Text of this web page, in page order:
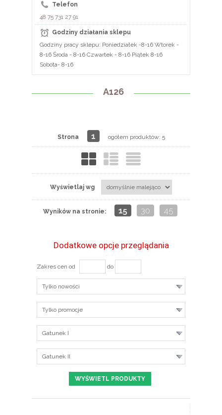
Telefon
48 75 731 27 91
Godziny działania sklepu
Godziny pracy sklepu: Poniedziałek -8-16 Wtorek -
8-16 Środa - 8-16 Czwartek - 8-16 Piątek 8-16
Sobota- 8-16
A126
Strona 1 ogółem produktów: 5
Wyświetlaj wg
Wyników na stronie: 15 30 45
Dodatkowe opcje przeglądania
Zakres cen od do
Tylko nowości
Tylko promocje
Gatunek I
Gatunek II
ZOBACZ SZCZEGÓŁY